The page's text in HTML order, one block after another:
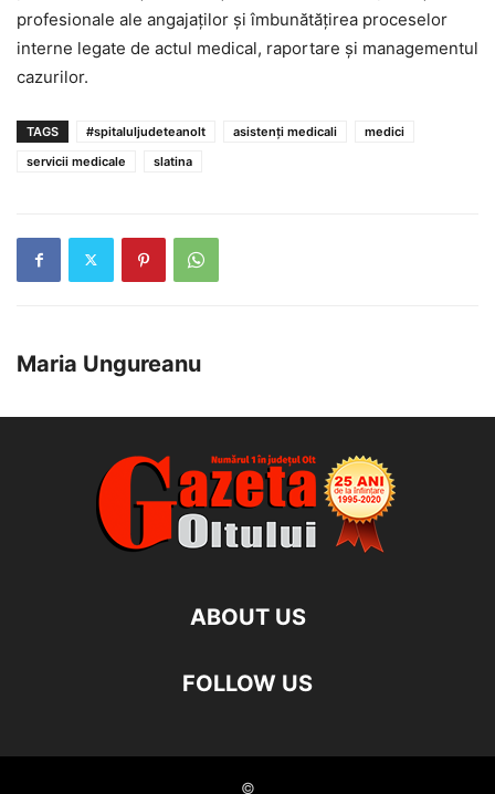
profesionale ale angajaților și îmbunătățirea proceselor
interne legate de actul medical, raportare și managementul
cazurilor.
TAGS #spitaluljudeteanolt asistenți medicali
medici
servicii medicale
slatina
Maria Ungureanu
ABOUT US
FOLLOW US
©